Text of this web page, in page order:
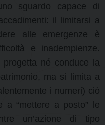
sguardo capace di
il limitarsi a
alle emergenze è
e inadempienze.
progetta né conduce la
ma si limita a
i numeri) ciò
“mettere a posto” le
un’azione di tipo